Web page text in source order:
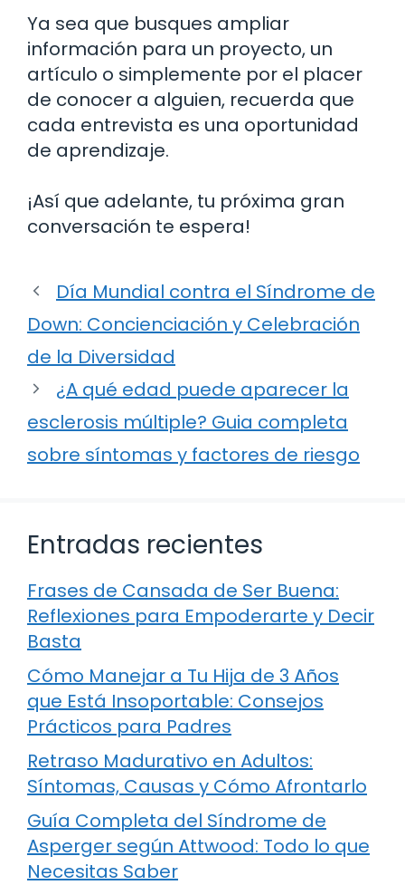
Ya sea que busques ampliar
información para un proyecto, un
artículo o simplemente por el placer
de conocer a alguien, recuerda que
cada entrevista es una oportunidad
de aprendizaje.
¡Así que adelante, tu próxima gran
conversación te espera!
Día Mundial contra el Síndrome de
Down: Concienciación y Celebración
de la Diversidad
¿A qué edad puede aparecer la
esclerosis múltiple? Guia completa
sobre síntomas y factores de riesgo
Entradas recientes
Frases de Cansada de Ser Buena:
Reflexiones para Empoderarte y Decir
Basta
Cómo Manejar a Tu Hija de 3 Años
que Está Insoportable: Consejos
Prácticos para Padres
Retraso Madurativo en Adultos:
Síntomas, Causas y Cómo Afrontarlo
Guía Completa del Síndrome de
Asperger según Attwood: Todo lo que
Necesitas Saber